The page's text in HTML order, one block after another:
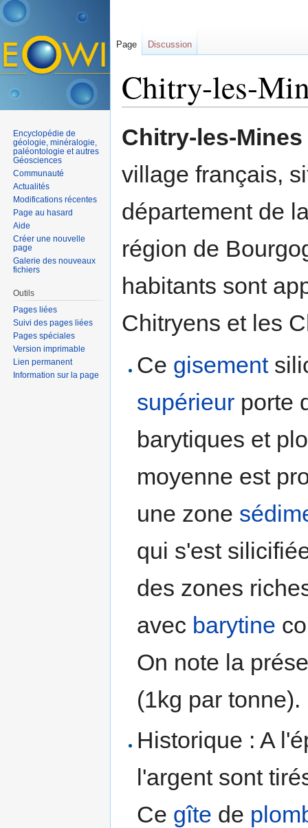
Chitry-les-
Chitry-les-Mines
village français,
département de
région de
habitants sont
Chitryens et les
Ce gisement
supérieur porte
barytiques et
moyenne est
une zone
qui s'est
des zones
avec barytine
On note la
(1kg par tonne).
Historique : A
l'argent sont
Ce gîte de
Page Discussion
Encyclopédie de
géologie, minéralogie,
paléontologie et autres
Géosciences
Communauté
Actualités
Modifications récentes
Page au hasard
Aide
Créer une nouvelle
page
Galerie des nouveaux
fichiers
Outils
Pages liées
Suivi des pages liées
Pages spéciales
Version imprimable
Lien permanent
Information sur la page